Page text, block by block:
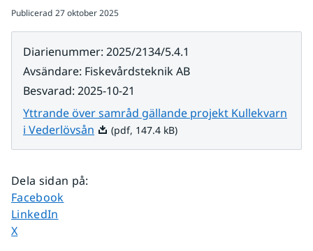
Publicerad 27 oktober 2025
Diarienummer: 2025/2134/5.4.1
Avsändare: Fiskevårdsteknik AB
Besvarad: 2025-10-21
Yttrande över samråd gällande projekt Kullekvarn
i Vederlövsån Pdf, 147.4 kB.
(pdf, 147.4 kB)
Dela sidan på:
Dela sidan på
Facebook
Dela sidan på
LinkedIn
Dela sidan på
X